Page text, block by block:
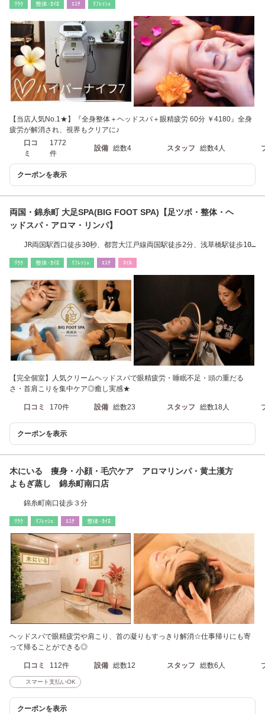
ﾘﾗｸ 整体･ｶｲﾛ ｴｽﾃ ﾘﾌﾚｯｼｭ
【当店人気No.1★】『全身整体＋ヘッドスパ＋眼精疲労 60分 ￥4180』全身
疲労が解消され、視界もクリアに♪
口コ
ミ
1772
件
設備 総数4 スタッフ 総数4人
クーポンを表示
両国・錦糸町 大足SPA(BIG FOOT SPA)【足ツボ・整体・ヘ
ッドスパ・アロマ・リンパ】
JR両国駅西口徒歩30秒、都営大江戸線両国駅徒歩2分、浅草橋駅徒歩10
ﾘﾗｸ 整体･ｶｲﾛ ﾘﾌﾚｯｼｭ ｴｽﾃ ﾈｲﾙ
【完全個室】人気クリームヘッドスパで眼精疲労・睡眠不足・頭の重だる
さ・首肩こりを集中ケア◎癒し実感★
口コミ 170件 設備 総数23 スタッフ 総数18人
クーポンを表示
木にいる 痩身・小顔・毛穴ケア アロマリンパ・黄土漢方
よもぎ蒸し 錦糸町南口店
錦糸町南口徒歩３分
ﾘﾗｸ ﾘﾌﾚｯｼｭ ｴｽﾃ 整体･ｶｲﾛ
ヘッドスパで眼精疲労や肩こり、首の凝りもすっきり解消☆仕事帰りにも寄
って帰ることができる◎
口コミ 112件 設備 総数12 スタッフ 総数6人
スマート支払いOK
クーポンを表示